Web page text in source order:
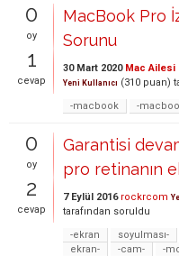
0
oy
1
cevap
MacBook Pro
Sorunu
30 Mart 2020 Mac Ailesi
Yeni Kullanıcı (310 puan)
-macbook
-
0
oy
2
cevap
Garantisi
pro retinanın
7 Eylül 2016 rockrcom
tarafından soruldu
-ekran
soyulması-
ekran-
-cam- -